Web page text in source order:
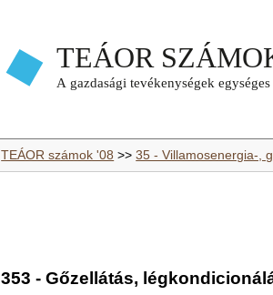
TEÁOR számok '08 >>35 - Villamosenergia-,
353 - Gőzellátás,